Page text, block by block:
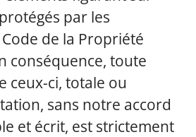
par les
de la Propriété
conséquence, toute
ceux-ci, totale ou
sans notre accord
et écrit, est strictement